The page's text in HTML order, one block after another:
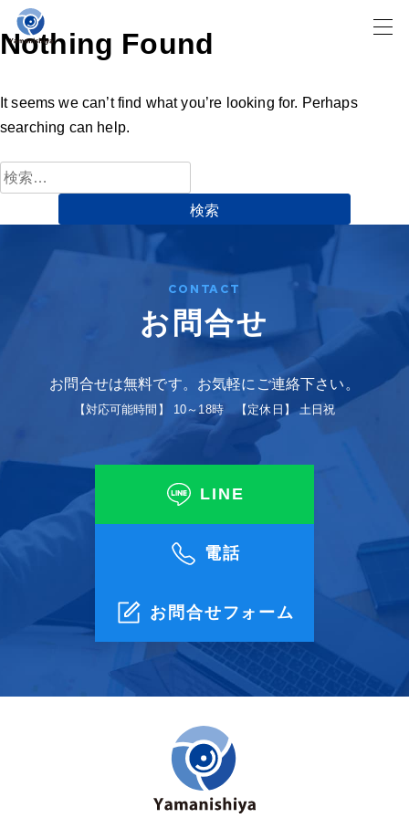
Skip
toNothing Found
It seems we can’t find what you’re looking for. Perhaps
searching can help.
検
索:
CONTACT
お問合せ
お問合せは無料です。お気軽にご連絡下さい。
【対応可能時間】 10～18時 【定休日】 土日祝
LINE
電話
お問合せフォーム